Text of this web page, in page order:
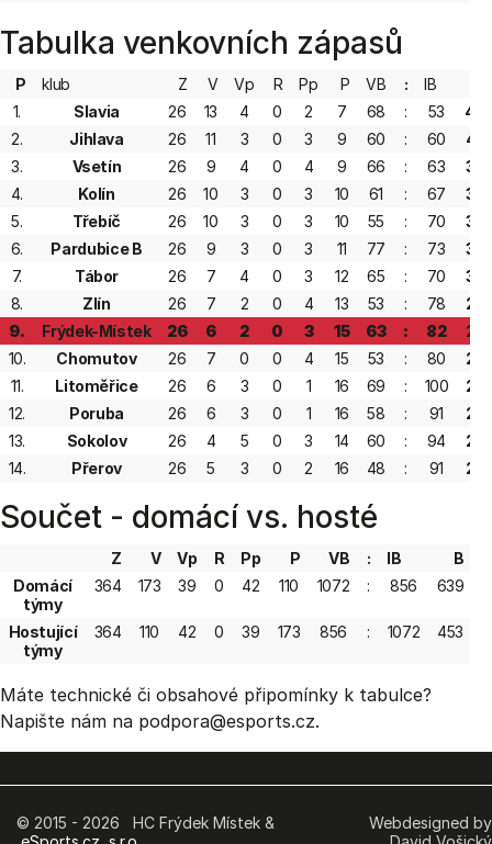
Tabulka venkovních zápasů
P klub Z V Vp R Pp P VB : IB
1.
Slavia 26 13 4 0 2 7 68 : 53
49
2.
Jihlava 26 11 3 0 3 9 60 : 60
42
3.
Vsetín 26 9 4 0 4 9 66 : 63
39
4.
Kolín 26 10 3 0 3 10 61 : 67
39
5.
Třebíč 26 10 3 0 3 10 55 : 70
39
6.
Pardubice B 26 9 3 0 3 11 77 : 73
36
7.
Tábor 26 7 4 0 3 12 65 : 70
32
8.
Zlín 26 7 2 0 4 13 53 : 78
29
9.
Frýdek-Místek 26 6 2 0 3 15 63 : 82
25
10.
Chomutov 26 7 0 0 4 15 53 : 80
25
11.
Litoměřice 26 6 3 0 1 16 69 : 100
25
12.
Poruba 26 6 3 0 1 16 58 : 91
25
13.
Sokolov 26 4 5 0 3 14 60 : 94
25
14.
Přerov 26 5 3 0 2 16 48 : 91 23
Součet - domácí vs. hosté
Z V Vp R Pp P VB : IB B
Domácí
týmy
364 173 39 0 42 110 1072 : 856 639
Hostující
týmy
364 110 42 0 39 173 856 : 1072 453
Máte technické či obsahové připomínky k tabulce?
Napište nám na podpora@esports.cz.
© 2015 - 2026 HC Frýdek Místek &
Webdesigned by